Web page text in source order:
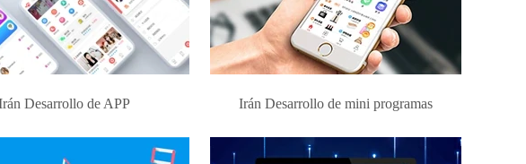
Desarrollo de APP Irán Desarrollo de mini programas